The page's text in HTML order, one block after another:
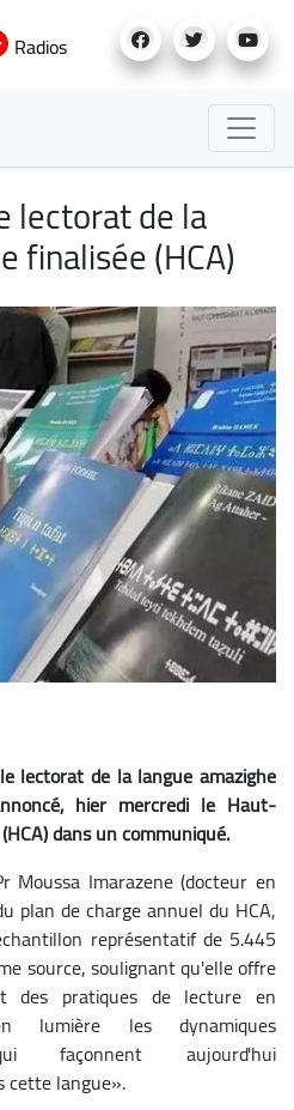
au
Radios
lectorat de la
finalisée (HCA)
lectorat de la langue amazighe
hier mercredi le Haut-
dans un communiqué.
Moussa Imarazene (docteur en
plan de charge annuel du HCA,
représentatif de 5.445
source, soulignant qu'elle offre
pratiques de lecture en
les dynamiques
qui façonnent aujourd'hui
cette langue».